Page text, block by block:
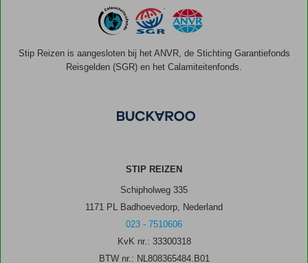
Stip Reizen is aangesloten bij het ANVR, de Stichting Garantiefonds
Reisgelden (SGR) en het Calamiteitenfonds.
STIP REIZEN
Schipholweg 335
1171 PL Badhoevedorp, Nederland
023 - 7510606
KvK nr.: 33300318
BTW nr.: NL808365484.B01